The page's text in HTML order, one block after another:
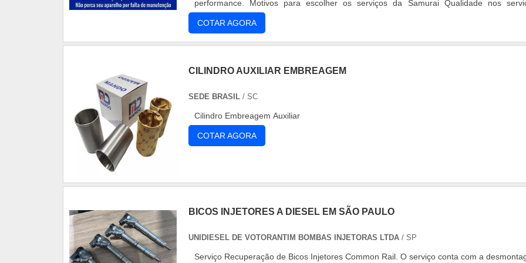
performance. Motivos para escolher os serviços da Samurai Qualidade nos
Profissionais qualificados; Mat....
COTAR AGORA
CILINDRO AUXILIAR EMBREAGEM
SEDE BRASIL/ SC
Cilindro Embreagem Auxiliar
COTAR AGORA
BICOS INJETORES A DIESEL EM SÃO PAULO
UNIDIESEL DE VOTORANTIM BOMBAS INJETORAS LTDA/ SP
Serviço Recuperação de Bicos Injetores Common Rail. O serviço conta com a desmontagem